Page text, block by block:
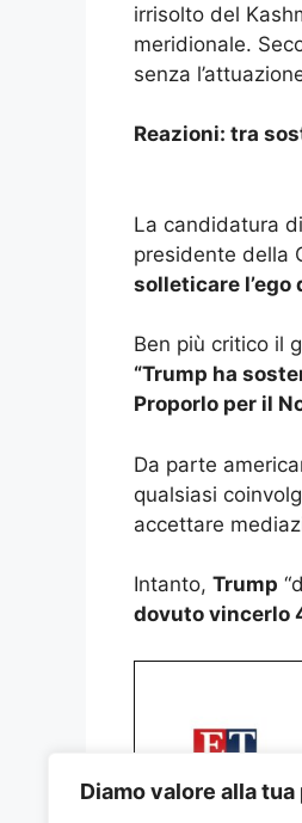
Diamo valore alla
irrisolto del
meridionale.
senza
Reazioni: tra
La candidatura
presidente della
solleticare l’ego
Ben più critico il
“Trump ha
Proporlo per il
Da parte
qualsiasi
accettare
Intanto, Trump
dovuto vincerlo